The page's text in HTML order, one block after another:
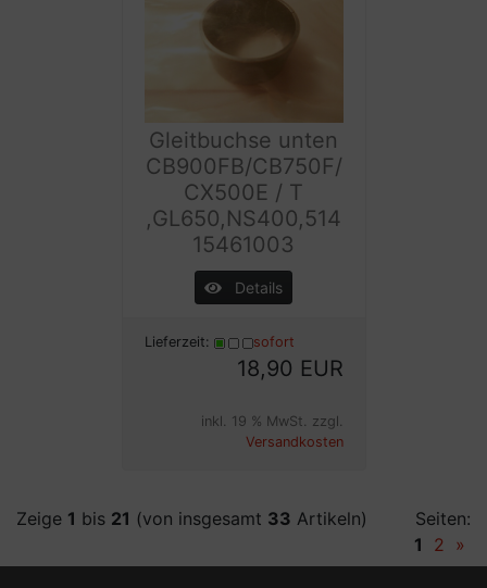
Gleitbuchse unten
CB900FB/CB750F/
CX500E / T
,GL650,NS400,514
15461003
Details
Lieferzeit: sofort
18,90 EUR
inkl. 19 % MwSt. zzgl.
Versandkosten
Zeige 1 bis 21 (von insgesamt 33 Artikeln)
Seiten:
1
2 »